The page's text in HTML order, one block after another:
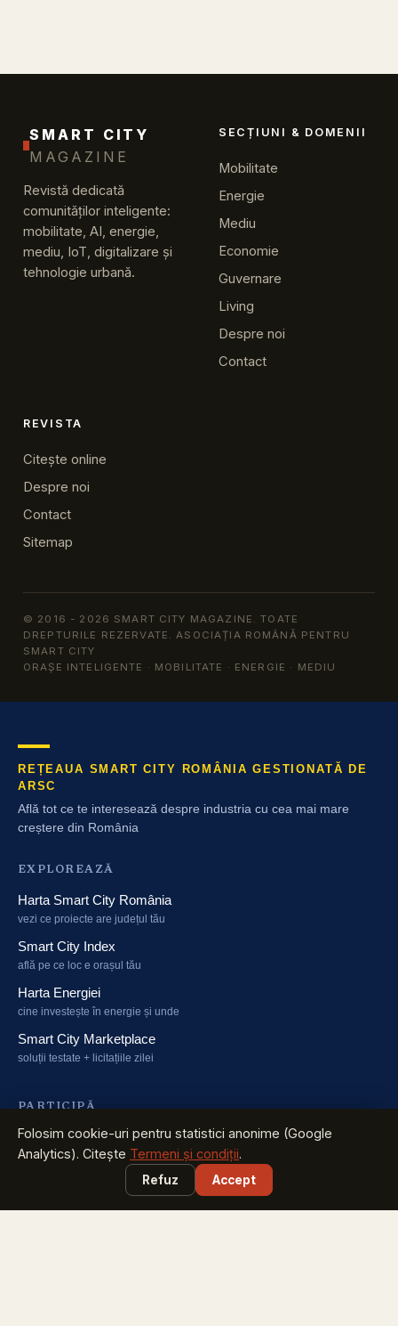
SMART CITY
MAGAZINE
Revistă dedicată
comunităților inteligente:
mobilitate, AI, energie,
mediu, IoT, digitalizare și
tehnologie urbană.
SECȚIUNI & DOMENII
Mobilitate
Energie
Mediu
Economie
Guvernare
Living
Despre noi
Contact
REVISTA
Citește online
Despre noi
Contact
Sitemap
© 2016 - 2026 SMART CITY MAGAZINE. TOATE
DREPTURILE REZERVATE. ASOCIAȚIA ROMÂNĂ PENTRU
SMART CITY
ORAȘE INTELIGENTE · MOBILITATE · ENERGIE · MEDIU
Folosim cookie-uri pentru statistici anonime (Google
Analytics). Citește Termeni și condiții.
Refuz Accept
REȚEAUA SMART CITY ROMÂNIA GESTIONATĂ DE
ARSC
Află tot ce te interesează despre industria cu cea mai mare
creștere din România
EXPLOREAZĂ
Harta Smart City România
vezi ce proiecte are județul tău
Smart City Index
află pe ce loc e orașul tău
Harta Energiei
cine investește în energie și unde
Smart City Marketplace
soluții testate + licitațiile zilei
PARTICIPĂ
Caravana Smart City
București, Sibiu, Brăila, Timișoara, Iași - sept-oct 2026